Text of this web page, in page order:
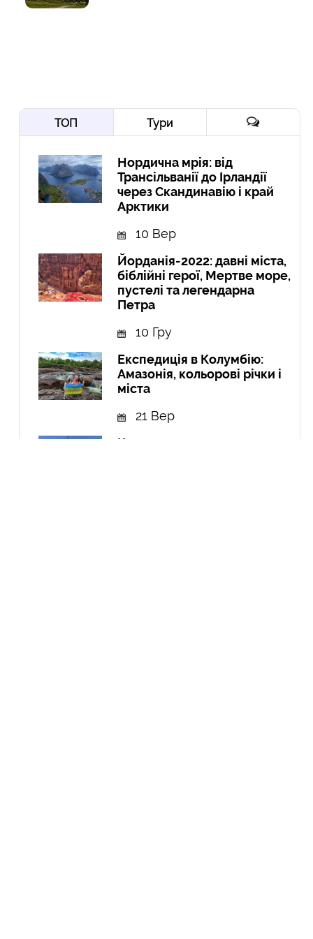
ТОП Тури
Нордична мрія: від
Трансільванії до Ірландії
через Скандинавію і край
Арктики
10 Вер
Йорданія-2022: давні міста,
біблійні герої, Мертве море,
пустелі та легендарна
Петра
10 Гру
Експедиція в Колумбію:
Амазонія, кольорові річки і
міста
21 Вер
Курдистан: перша подорож